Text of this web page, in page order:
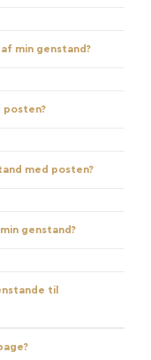
min genstand?
posten?
med posten?
genstand?
til